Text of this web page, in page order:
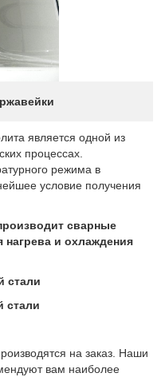
является одной из
процессах.
режима в
условие получения
сварные
нагрева и охлаждения
стали
стали
на заказ. Наши
вам наиболее